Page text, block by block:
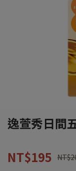
逸萱秀日間
NT$195